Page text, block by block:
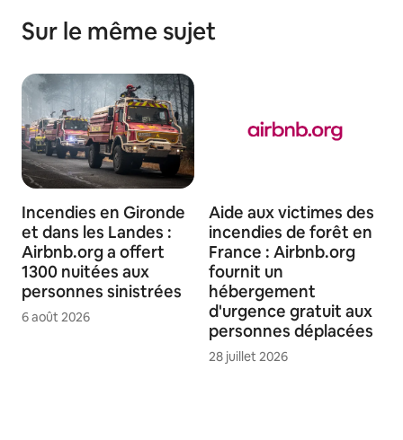
Sur le même sujet
Incendies en Gironde
et dans les Landes :
Airbnb.org a offert
1300 nuitées aux
personnes sinistrées
6 août 2026
Aide aux victimes des
incendies de forêt en
France : Airbnb.org
fournit un
hébergement
d'urgence gratuit aux
personnes déplacées
28 juillet 2026